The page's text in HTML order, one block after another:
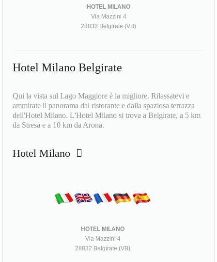
HOTEL MILANO
Via Mazzini 4
28832 Belgirate (VB)
Hotel Milano Belgirate
Qui la vista sul Lago Maggiore è la migliore. Rilassatevi e
ammirate il panorama dal ristorante e dalla spaziosa terrazza
dell'Hotel Milano. L'Hotel Milano si trova a Belgirate, a 5 km
da Stresa e a 10 km da Arona.
Hotel Milano
HOTEL MILANO
Via Mazzini 4
28832 Belgirate (VB)